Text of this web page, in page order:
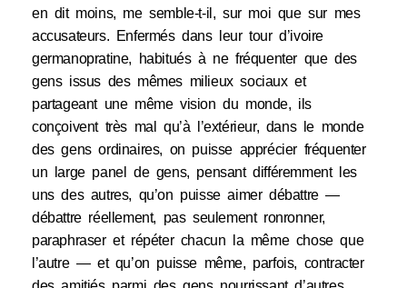
en dit moins, me semble-t-il, sur moi que sur mes
accusateurs. Enfermés dans leur tour d’ivoire
germanopratine, habitués à ne fréquenter que des
gens issus des mêmes milieux sociaux et
partageant une même vision du monde, ils
conçoivent très mal qu’à l’extérieur, dans le monde
des gens ordinaires, on puisse apprécier fréquenter
un large panel de gens, pensant différemment les
uns des autres, qu’on puisse aimer débattre —
débattre réellement, pas seulement ronronner,
paraphraser et répéter chacun la même chose que
l’autre — et qu’on puisse même, parfois, contracter